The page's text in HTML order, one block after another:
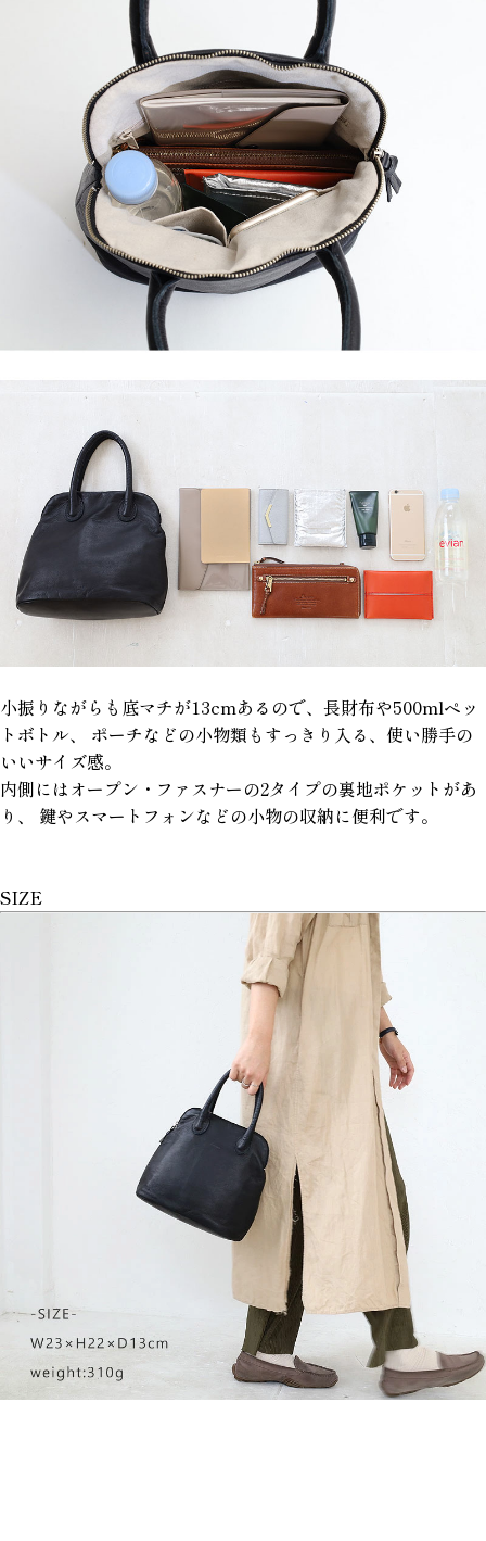
小振りながらも底マチが13cmあるので、長財布や500mlペッ
トボトル、 ポーチなどの小物類もすっきり入る、使い勝手の
いいサイズ感。
内側にはオープン・ファスナーの2タイプの裏地ポケットがあ
り、 鍵やスマートフォンなどの小物の収納に便利です。
SIZE